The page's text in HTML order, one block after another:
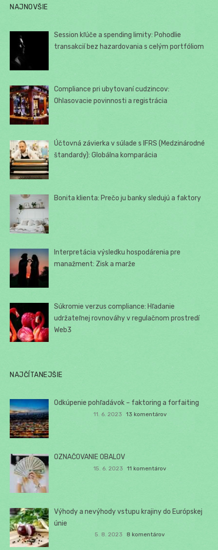
NAJNOVŠIE
Session kľúče a spending limity: Pohodlie
transakcií bez hazardovania s celým portfóliom
Compliance pri ubytovaní cudzincov:
Ohlasovacie povinnosti a registrácia
Účtovná závierka v súlade s IFRS (Medzinárodné
štandardy): Globálna komparácia
Bonita klienta: Prečo ju banky sledujú a faktory
Interpretácia výsledku hospodárenia pre
manažment: Zisk a marže
Súkromie verzus compliance: Hľadanie
udržateľnej rovnováhy v regulačnom prostredí
Web3
NAJČÍTANEJŠIE
Odkúpenie pohľadávok – faktoring a forfaiting
11. 6. 2023 13 komentárov
OZNAČOVANIE OBALOV
15. 6. 2023 11 komentárov
Výhody a nevýhody vstupu krajiny do Európskej
únie
5. 8. 2023 8 komentárov